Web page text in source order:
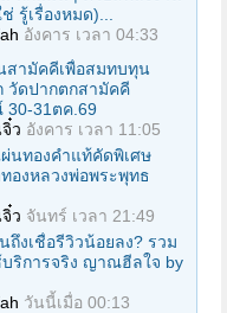
รู้เรื่องหมด)...
อังคาร เวลา 04:33
สามัคคีเพื่อสมทบทุน
วัดปากตกสามัคคี
30-31ตค.69
ว อังคาร เวลา 11:05
นทองคำแท้คัดพิเศษ
องหลวงพ่อพระพุทธ
ว จันทร์ เวลา 21:49
งเชื่อรีวิวน้อยลง? รวม
บริการจริง ญาณฮีลใจ by
วันนี้เมื่อ 00:13